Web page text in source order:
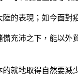
的表現；如今面
充沛之下，能以
就地取得自然要